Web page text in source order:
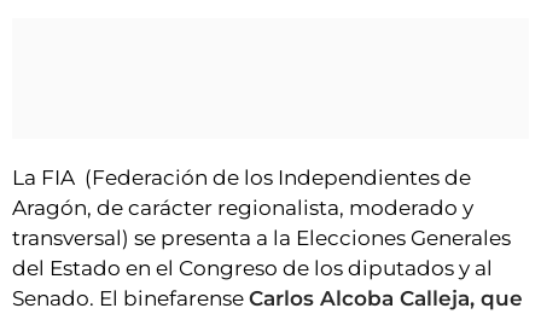
HORÓSCOPO
ESQUELAS
CLUB DEL AMIGO MILITANTE
La FIA (Federación de los Independientes de
Aragón, de carácter regionalista, moderado y
transversal) se presenta a la Elecciones Generales
del Estado en el Congreso de los diputados y al
Senado. El binefarense Carlos Alcoba Calleja, que